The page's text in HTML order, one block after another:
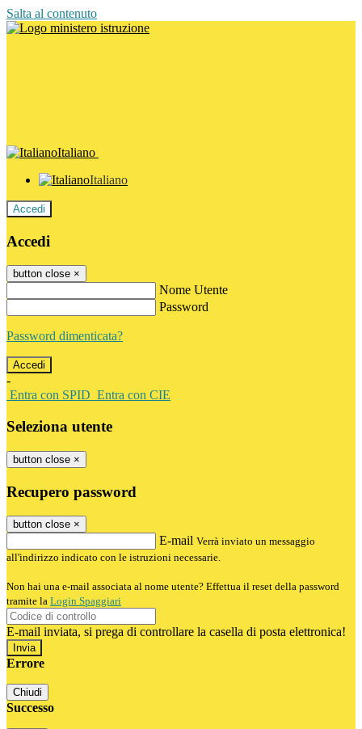
Salta al contenuto
Italiano
Italiano
Accedi
Accedi
button close ×
Nome Utente
Password
Password dimenticata?
-
Entra con SPID Entra con CIE
Seleziona utente
button close ×
Recupero password
button close ×
E-mail Verrà inviato un messaggio
all'indirizzo indicato con le istruzioni necessarie.
Non hai una e-mail associata al nome utente? Effettua il reset della password
tramite la Login Spaggiari
E-mail inviata, si prega di controllare la casella di posta elettronica!
Errore
Chiudi
Successo